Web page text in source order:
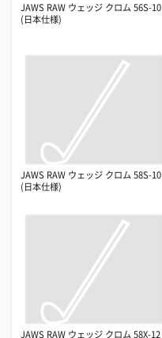
JAWS RAW ウェッジ クロム 56S-10
(日本仕様)
JAWS RAW ウェッジ クロム 58S-10
(日本仕様)
JAWS RAW ウェッジ クロム 58X-12